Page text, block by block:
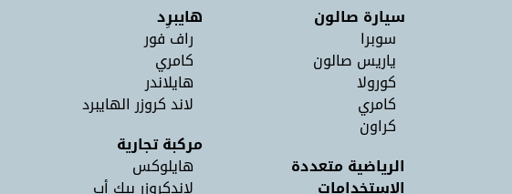
سيارة صالون
سوبرا
ياريس صالون
كورولا
كامري
كراون
الرياضية متعددة
الاستخدامات
هايبرِد
راف فور
كامري
هايلاندر
لاند كروزر الهايبرد
مركبة تجارية
هايلوكس
لاندكروزر بيك أب